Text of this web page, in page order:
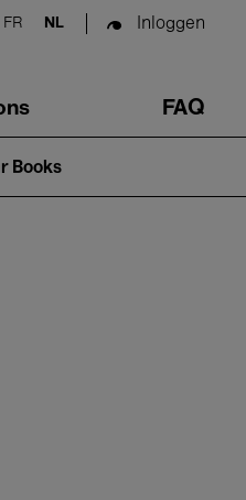
FR NL Inloggen
FAQ
Books